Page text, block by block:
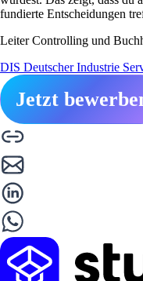
fundierte Entscheidungen
Leiter Controlling und
DIS Deutscher Industrie
Jetzt